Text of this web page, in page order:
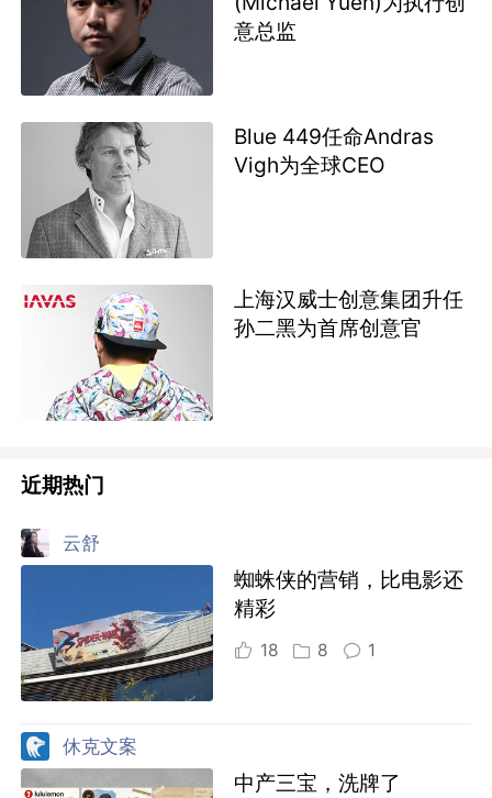
意总监
Blue 449任命Andras
Vigh为全球CEO
上海汉威士创意集团升任
孙二黑为首席创意官
近期热门
云舒
蜘蛛侠的营销，比电影还
精彩
18 8 1
休克文案
中产三宝，洗牌了